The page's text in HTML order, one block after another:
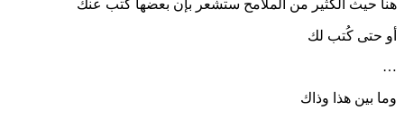
هنا حيث الكثير من الملامح ستشعر بإن بعضها كتب عنك
أو حتى كُتب لك
…
وما بين هذا وذاك